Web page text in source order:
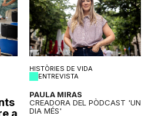
a
HISTÒRIES DE VIDA
ENTREVISTA
PAULA MIRAS
CREADORA DEL PÒDCAST 'UN
DIA MÉS'